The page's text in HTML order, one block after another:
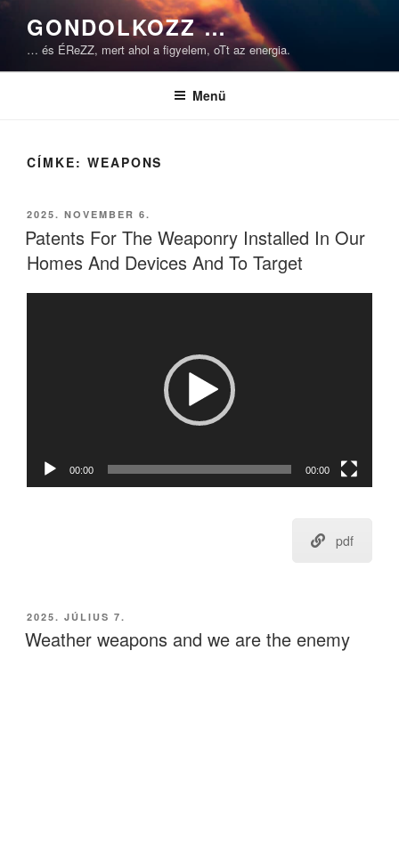
Tartalomhoz
GONDOLKOZZ …
… és ÉReZZ, mert ahol a figyelem, oTt az energia.
Menü
CÍMKE: WEAPONS
BEKÜLDVE:
2025. NOVEMBER 6.
Patents For The Weaponry Installed In Our
Homes And Devices And To Target
00:00 00:00
pdf
BEKÜLDVE:
2025. JÚLIUS 7.
Weather weapons and we are the enemy